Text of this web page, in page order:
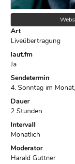
Art
Liveübertragung
laut.fm
Ja
Sendetermin
4. Sonntag im
Dauer
2 Stunden
Intervall
Monatlich
Moderator
Harald Guttner